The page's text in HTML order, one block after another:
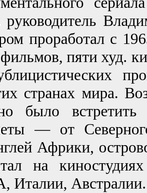
руководитель
проработал с
пяти худ.
странах мира.
было
— от
Африки,
на
Италии, Австралии.